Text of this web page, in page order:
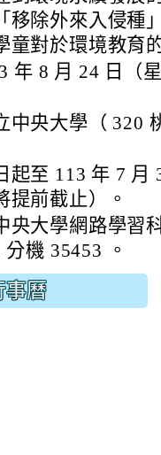
移除外來入侵種
童對於環境教育
年 8 月 24 日（
中央大學（ 320
起至 113 年 7 月
提前截止）。
央大學網路學習
機 35453 。
事曆